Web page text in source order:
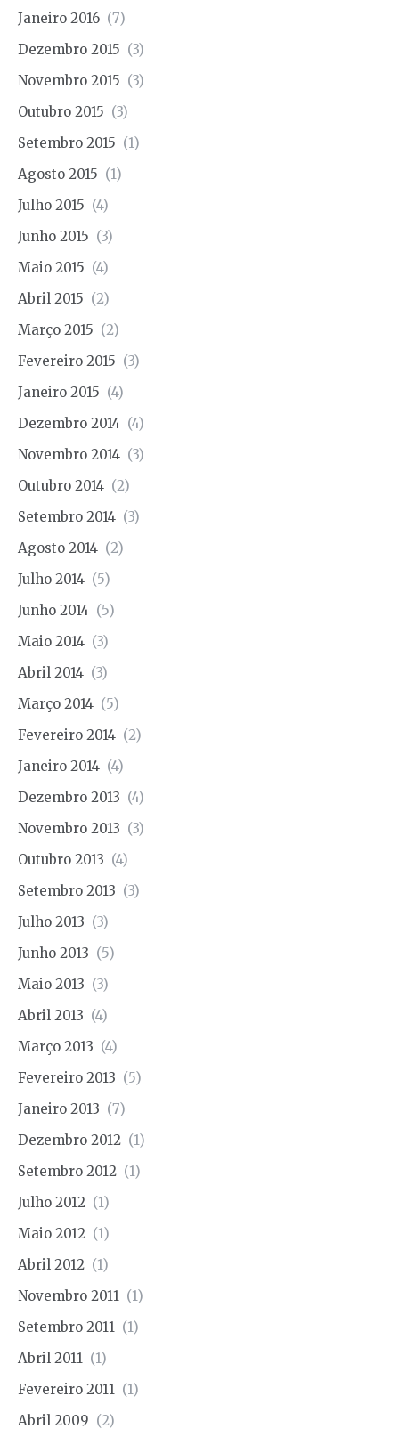
Janeiro 2016 (7)
Dezembro 2015 (3)
Novembro 2015 (3)
Outubro 2015 (3)
Setembro 2015 (1)
Agosto 2015 (1)
Julho 2015 (4)
Junho 2015 (3)
Maio 2015 (4)
Abril 2015 (2)
Março 2015 (2)
Fevereiro 2015 (3)
Janeiro 2015 (4)
Dezembro 2014 (4)
Novembro 2014 (3)
Outubro 2014 (2)
Setembro 2014 (3)
Agosto 2014 (2)
Julho 2014 (5)
Junho 2014 (5)
Maio 2014 (3)
Abril 2014 (3)
Março 2014 (5)
Fevereiro 2014 (2)
Janeiro 2014 (4)
Dezembro 2013 (4)
Novembro 2013 (3)
Outubro 2013 (4)
Setembro 2013 (3)
Julho 2013 (3)
Junho 2013 (5)
Maio 2013 (3)
Abril 2013 (4)
Março 2013 (4)
Fevereiro 2013 (5)
Janeiro 2013 (7)
Dezembro 2012 (1)
Setembro 2012 (1)
Julho 2012 (1)
Maio 2012 (1)
Abril 2012 (1)
Novembro 2011 (1)
Setembro 2011 (1)
Abril 2011 (1)
Fevereiro 2011 (1)
Abril 2009 (2)